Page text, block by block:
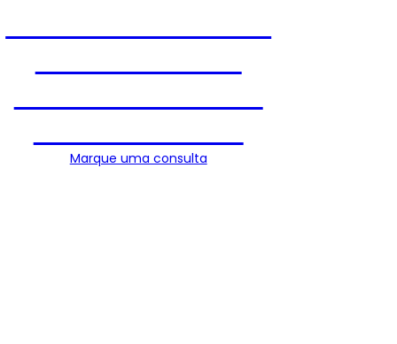
Marque uma consulta